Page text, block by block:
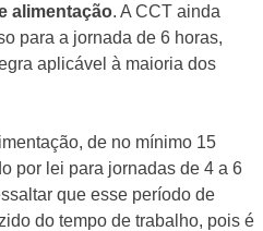
alimentação. A CCT ainda
para a jornada de 6 horas,
aplicável à maioria dos
de no mínimo 15
por lei para jornadas de 4 a 6
que esse período de
do tempo de trabalho, pois é